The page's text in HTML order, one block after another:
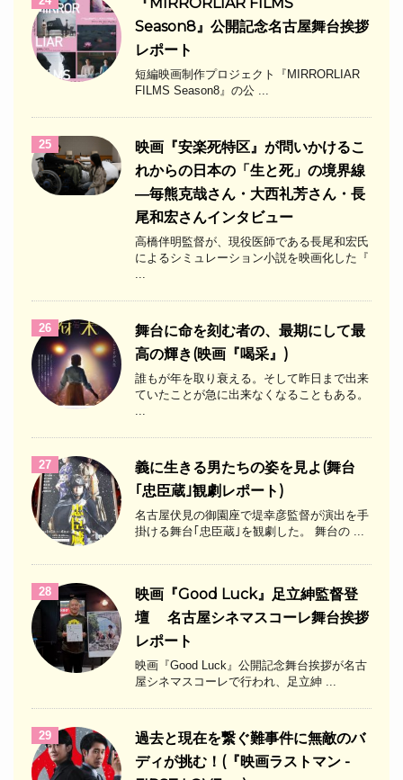
Season8』公開記念名古屋舞台挨拶
レポート
短編映画制作プロジェクト『MIRRORLIAR
FILMS Season8』の公 ...
25
映画『安楽死特区』が問いかけるこ
れからの日本の「生と死」の境界線
―毎熊克哉さん・大西礼芳さん・長
尾和宏さんインタビュー
高橋伴明監督が、現役医師である長尾和宏氏
によるシミュレーション小説を映画化した『
26
舞台に命を刻む者の、最期にして最
高の輝き(映画『喝采』)
誰もが年を取り衰える。そして昨日まで出来
ていたことが急に出来なくなることもある。
27
義に生きる男たちの姿を見よ(舞台
｢忠臣蔵｣観劇レポート)
名古屋伏見の御園座で堤幸彦監督が演出を手
掛ける舞台｢忠臣蔵｣を観劇した。 舞台の ...
28
映画『Good Luck』足立紳監督登
壇 名古屋シネマスコーレ舞台挨拶
レポート
映画『Good Luck』公開記念舞台挨拶が名古
屋シネマスコーレで行われ、足立紳 ...
29
過去と現在を繋ぐ難事件に無敵のバ
ディが挑む！(『映画ラストマン -